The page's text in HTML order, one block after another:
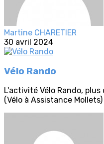
Martine CHARETIER
30 avril 2024
Vélo Rando
L'activité Vélo Rando, plus
(Vélo à Assistance